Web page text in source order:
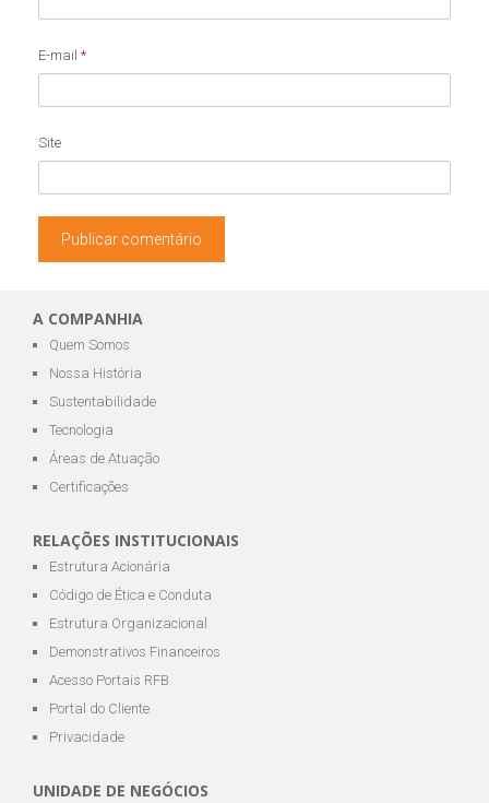
E-mail *
Site
A COMPANHIA
Quem Somos
Nossa História
Sustentabilidade
Tecnologia
Áreas de Atuação
Certificações
RELAÇÕES INSTITUCIONAIS
Estrutura Acionária
Código de Ética e Conduta
Estrutura Organizacional
Demonstrativos Financeiros
Acesso Portais RFB
Portal do Cliente
Privacidade
UNIDADE DE NEGÓCIOS